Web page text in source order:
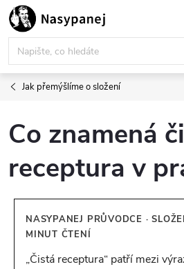
Přejít
na
obsah
Jak přemýšlíme o složení
Co znamená
receptura v
NASYPANEJ PRŮVODCE ·
MINUT ČTENÍ
„Čistá receptura“ patří mezi